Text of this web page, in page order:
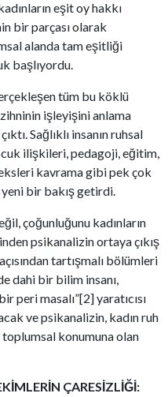
eşit oy hakkı
bir parçası olarak
alanda tam eşitliği
başlıyordu.
tüm bu köklü
işleyişini anlama
Sağlıklı insanın ruhsal
ilişkileri, pedagoji, eğitim,
kavrama gibi pek çok
bir bakış getirdi.
çoğunluğunu kadınların
psikanalizin ortaya çıkış
tartışmalı bölümleri
dahi bir bilim insanı,
peri masalı”[2] yaratıcısı
ve psikanalizin, kadın ruh
toplumsal konumuna olan
ÇARESİZLİĞİ: